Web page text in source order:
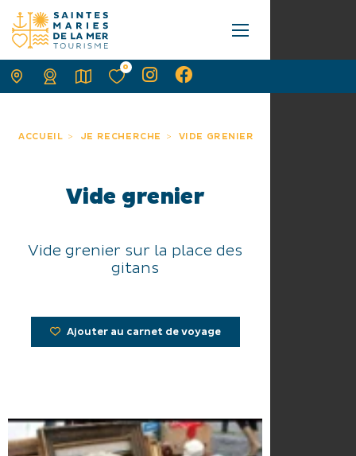
ACCUEIL JE RECHERCHE VIDE GRENIER
Vide grenier
Vide grenier sur la place des
gitans
Ajouter au carnet de voyage
0